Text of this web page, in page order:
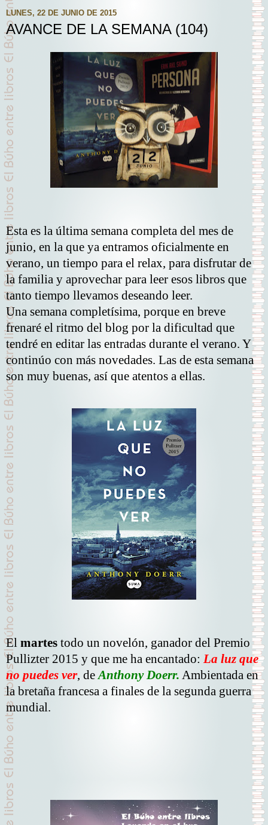
LUNES, 22 DE JUNIO DE 2015
AVANCE DE LA SEMANA (104)
Esta es la última semana completa del mes de
junio, en la que ya entramos oficialmente en
verano, un tiempo para el relax, para disfrutar de
la familia y aprovechar para leer esos libros que
tanto tiempo llevamos deseando leer.
Una semana completísima, porque en breve
frenaré el ritmo del blog por la dificultad que
tendré en editar las entradas durante el verano. Y
continúo con más novedades. Las de esta semana
son muy buenas, así que atentos a ellas.
El martes todo un novelón, ganador del Premio
Pullizter 2015 y que me ha encantado: La luz que
no puedes ver, deAnthony Doerr. Ambientada en
la bretaña francesa a finales de la segunda guerra
mundial.